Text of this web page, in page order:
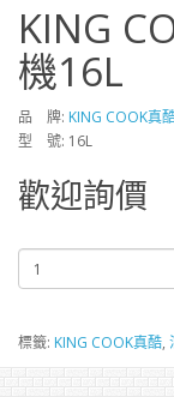
KING
機16L
品 牌: KING COOK真
型 號: 16L
歡迎詢價
標籤: KING COOK真酷,